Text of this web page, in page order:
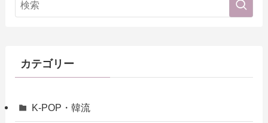
カテゴリー
K-POP・韓流